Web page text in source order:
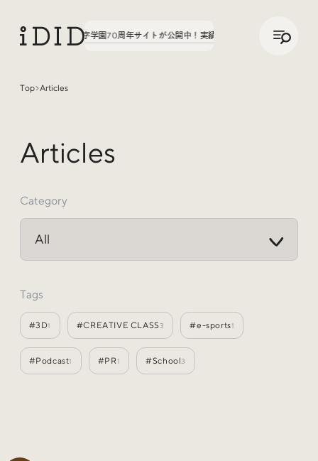
。第3弾、八文字学園70周年サイトが公開中！実績の話、聞いてみた。第3弾、八
JP
Interview インタビュー
Sites Of Interest
Special
Top Articles
Articles
Category
Tags
#3D1 #CREATIVE CLASS 3 #e-sports1
#Podcast1 #PR1 #School3